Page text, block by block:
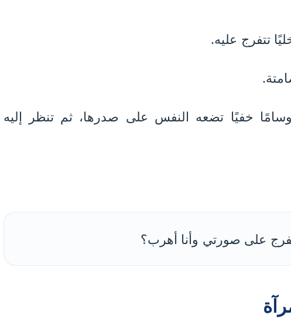
تتفرج عليه.
خفيًا تضعه النفس على صدرها، ثم تنظر إليه
على صورتي وأنا أهرب؟